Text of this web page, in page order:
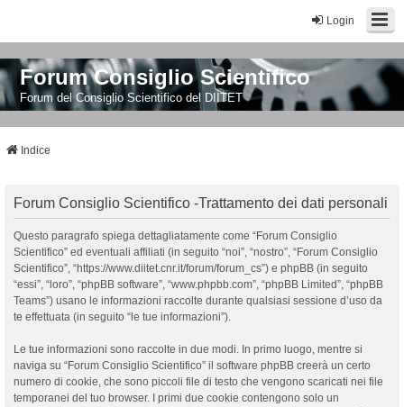
Login
Forum Consiglio Scientifico
Forum del Consiglio Scientifico del DIITET
Indice
Forum Consiglio Scientifico -Trattamento dei dati personali
Questo paragrafo spiega dettagliatamente come “Forum Consiglio
Scientifico” ed eventuali affiliati (in seguito “noi”, “nostro”, “Forum Consiglio
Scientifico”, “https://www.diitet.cnr.it/forum/forum_cs”) e phpBB (in seguito
“essi”, “loro”, “phpBB software”, “www.phpbb.com”, “phpBB Limited”, “phpBB
Teams”) usano le informazioni raccolte durante qualsiasi sessione d’uso da
te effettuata (in seguito “le tue informazioni”).
Le tue informazioni sono raccolte in due modi. In primo luogo, mentre si
naviga su “Forum Consiglio Scientifico” il software phpBB creerà un certo
numero di cookie, che sono piccoli file di testo che vengono scaricati nei file
temporanei del tuo browser. I primi due cookie contengono solo un